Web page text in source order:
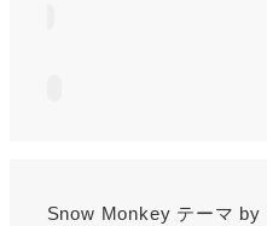
Snow Monkey テーマ by